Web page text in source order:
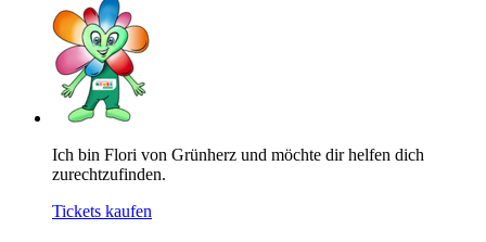
Ich bin Flori von Grünherz und möchte dir helfen dich
zurechtzufinden.
Tickets kaufen